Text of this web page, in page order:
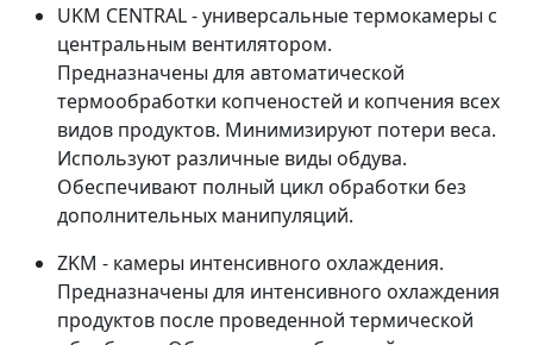
UKM CENTRAL - универсальные термокамеры с
центральным вентилятором.
Предназначены для автоматической
термообработки копченостей и копчения всех
видов продуктов. Минимизируют потери веса.
Используют различные виды обдува.
Обеспечивают полный цикл обработки без
дополнительных манипуляций.
ZKM - камеры интенсивного охлаждения.
Предназначены для интенсивного охлаждения
продуктов после проведенной термической